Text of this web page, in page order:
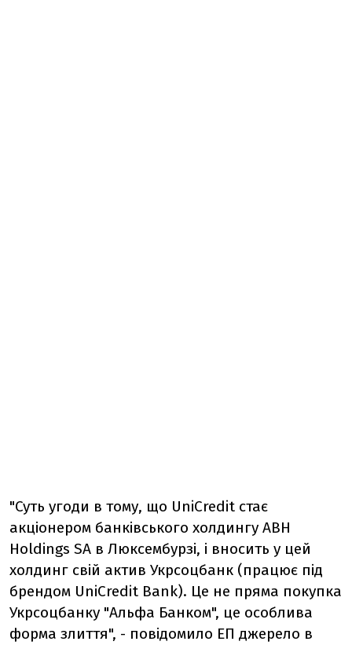
"Суть угоди в тому, що UniCredit стає
акціонером банківського холдингу ABH
Holdings SA в Люксембурзі, і вносить у цей
холдинг свій актив Укрсоцбанк (працює під
брендом UniCredit Bank). Це не пряма покупка
Укрсоцбанку "Альфа Банком", це особлива
форма злиття", - повідомило ЕП джерело в